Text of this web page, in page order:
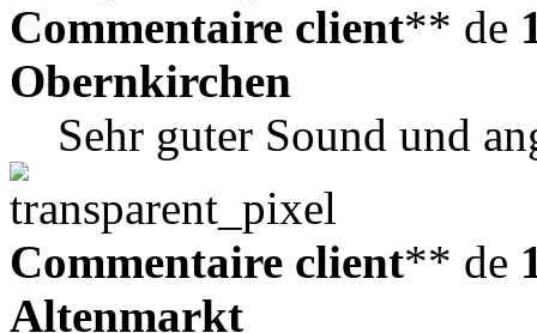
Commentaire client** de
Obernkirchen
Sehr guter Sound und
Commentaire client** de
Altenmarkt